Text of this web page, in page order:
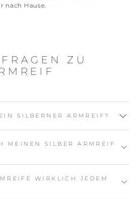
nach Hause.
ZU
SILBERNER ARMREIF?
MEINEN SILBER ARMREIF
WIRKLICH JEDEM